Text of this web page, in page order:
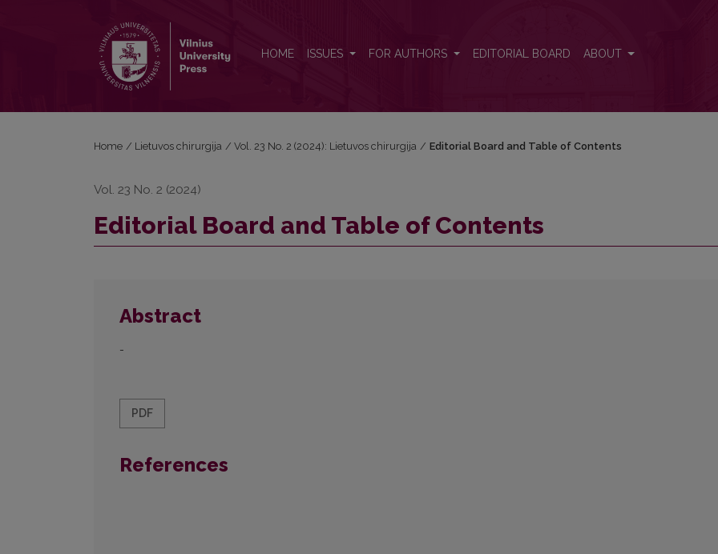
HOME ISSUES FOR AUTHORS EDITORIAL BOARD ABOUT
Home / Lietuvos chirurgija / Vol. 23 No. 2 (2024): Lietuvos chirurgija / Editorial Board and Table of Contents
Vol. 23 No. 2 (2024)
Editorial Board and Table of Contents
Abstract
-
PDF
References